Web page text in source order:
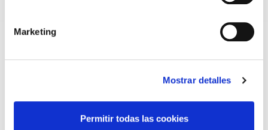
Marketing
Mostrar detalles
Permitir todas las cookies
EL COLEGIO DE MÉDICOS DE OURENSE EXIGE MEDIDAS
PUESTOS DE JEFATURA / DIRECCIÓN / COORDINACIÓN